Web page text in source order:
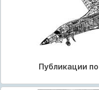
Публикации